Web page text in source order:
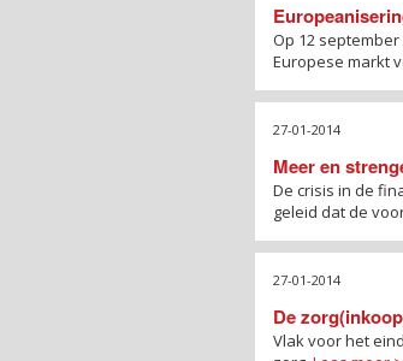
Op 12
Europese markt
27-01-2014
Meer en
De crisis in de
geleid dat de
27-01-2014
De
Vlak voor het